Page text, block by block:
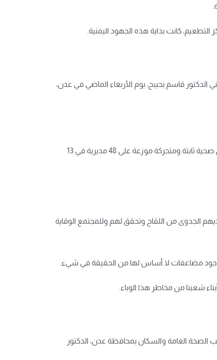
كانت بداية هذه الجهود اليمنية.
الدكتور قاسم بحيبح، يوم الأربعاء الماضي في عدن،
مؤكدًا أن هذه الجرعة ستستهدف في المقام الأول العاملين في القطاع الصحي، وكبار السن وذوي الأمراض المزمنة، عبر فرق صحية ثابتة ومتحركة موزعة على 48 مديرية في 13
الجدوى من اللقاح وتحقق لهم وللمجتمع الوقاية
ووجود مضاعفات لا أساس لها من الحقيقة في شيء.
شعبنا من مخاطر هذا الوباء.
الصحة العامة والسكان بمحافظة عدن، الدكتور